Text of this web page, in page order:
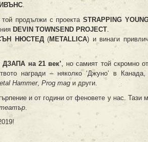
.
той продължи с проекта STRAPPING
DEVIN TOWNSEND PROJECT.
НЮСТЕД(METALLICA) и винаги
на 21 век’ , но самият той скромно
награди – няколко ‘Джуно’ в
Hammer, Prog mag и други.
и от години от феновете у нас. Тази